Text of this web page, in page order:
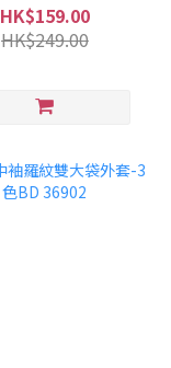
HK$159.00
HK$249.00